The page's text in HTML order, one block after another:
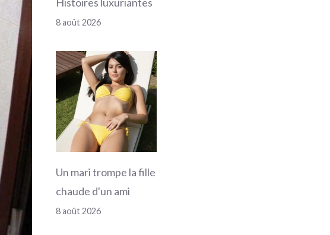
8 août 2026
Un mari trompe la fille
chaude d'un ami
8 août 2026